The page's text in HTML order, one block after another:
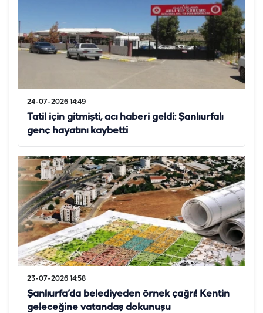
24-07-2026 14:49
Tatil için gitmişti, acı haberi geldi: Şanlıurfalı
genç hayatını kaybetti
23-07-2026 14:58
Şanlıurfa’da belediyeden örnek çağrı! Kentin
geleceğine vatandaş dokunuşu